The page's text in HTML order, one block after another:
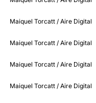
Maiquel Torcatt / Aire Digital
Maiquel Torcatt / Aire Digital
Maiquel Torcatt / Aire Digital
Maiquel Torcatt / Aire Digital